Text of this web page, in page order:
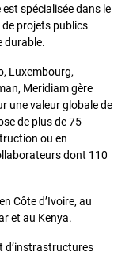
spécialisée dans le
projets publics
durable.
Luxembourg,
Meridiam gère
une valeur globale de
de plus de 75
ou en
dont 110
Côte d’Ivoire, au
et au Kenya.
d’instrastructures